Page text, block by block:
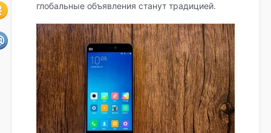
глобальные объявления станут традицией.